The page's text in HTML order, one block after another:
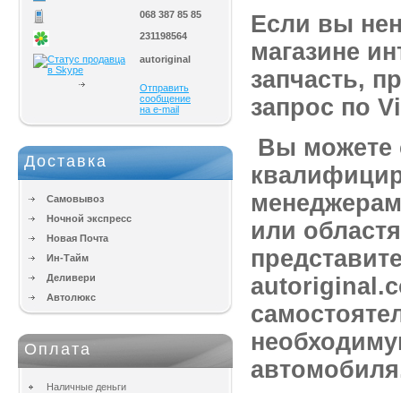
068 387 85 85
231198564
autoriginal
Отправить
сообщение
на e-mail
Доставка
Самовывоз
Ночной экспресс
Новая Почта
Ин-Тайм
Деливери
Автолюкс
Оплата
Наличные деньги
Если вы
магазине
запчасть,
запрос по
Вы можете
или